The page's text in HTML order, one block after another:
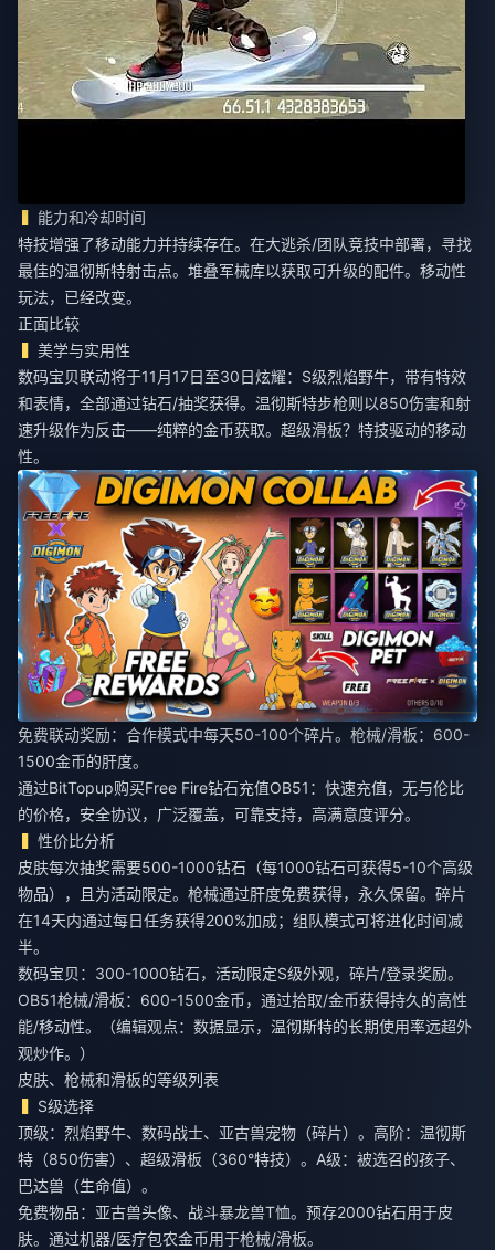
能力和冷却时间
特技增强了移动能力并持续存在。在大逃杀/团队竞技中部署，寻找
最佳的温彻斯特射击点。堆叠军械库以获取可升级的配件。移动性
玩法，已经改变。
正面比较
美学与实用性
数码宝贝联动将于11月17日至30日炫耀：S级烈焰野牛，带有特效
和表情，全部通过钻石/抽奖获得。温彻斯特步枪则以850伤害和射
速升级作为反击——纯粹的金币获取。超级滑板？特技驱动的移动
性。
免费联动奖励：合作模式中每天50-100个碎片。枪械/滑板：600-
1500金币的肝度。
通过BitTopup购买Free Fire钻石充值OB51 ：快速充值，无与伦比
的价格，安全协议，广泛覆盖，可靠支持，高满意度评分。
性价比分析
皮肤每次抽奖需要500-1000钻石（每1000钻石可获得5-10个高级
物品），且为活动限定。枪械通过肝度免费获得，永久保留。碎片
在14天内通过每日任务获得200%加成；组队模式可将进化时间减
半。
数码宝贝：300-1000钻石，活动限定S级外观，碎片/登录奖励。
OB51枪械/滑板：600-1500金币，通过拾取/金币获得持久的高性
能/移动性。（编辑观点：数据显示，温彻斯特的长期使用率远超外
观炒作。）
皮肤、枪械和滑板的等级列表
S级选择
顶级：烈焰野牛、数码战士、亚古兽宠物（碎片）。高阶：温彻斯
特（850伤害）、超级滑板（360°特技）。A级：被选召的孩子、
巴达兽（生命值）。
免费物品：亚古兽头像、战斗暴龙兽T恤。预存2000钻石用于皮
肤。通过机器/医疗包农金币用于枪械/滑板。